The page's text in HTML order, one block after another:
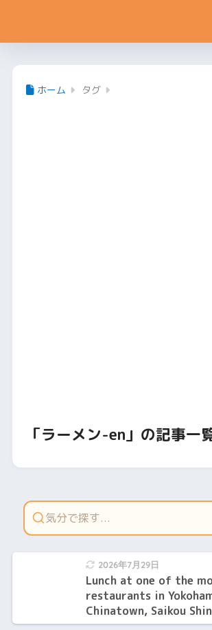
ホーム タグ
「ラーメン-en」の記事一
2026年7月29日
Lunch at one of the
restaurants in
Chinatown, Saikou